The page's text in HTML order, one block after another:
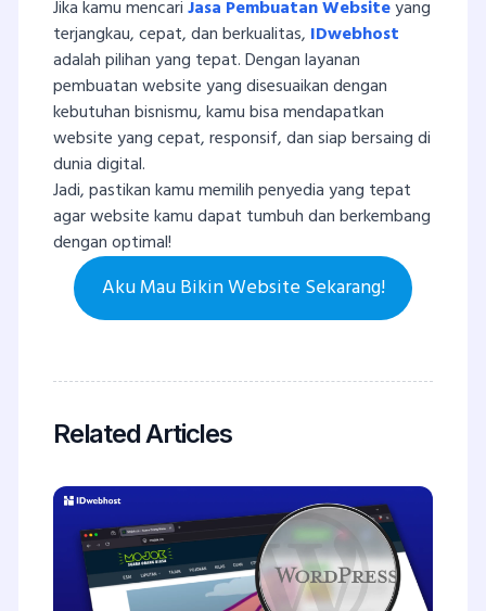
Jika kamu mencariJasa Pembuatan Websiteyang
terjangkau, cepat, dan berkualitas, IDwebhost
adalah pilihan yang tepat. Dengan layanan
pembuatan website yang disesuaikan dengan
kebutuhan bisnismu, kamu bisa mendapatkan
website yang cepat, responsif, dan siap bersaing di
dunia digital.
Jadi, pastikan kamu memilih penyedia yang tepat
agar website kamu dapat tumbuh dan berkembang
dengan optimal!
Aku Mau Bikin Website Sekarang!
Related Articles